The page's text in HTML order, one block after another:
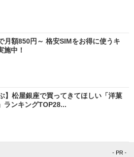
月額850円～ 格安SIMをお得に使うキ
施中！
】松屋銀座で買ってきてほしい「洋菓
ランキングTOP28...
- PR -